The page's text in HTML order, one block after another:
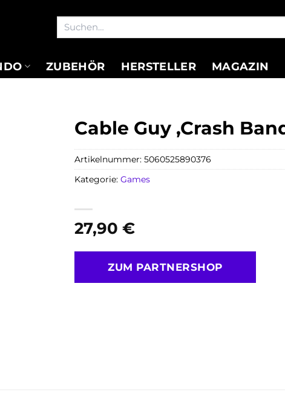
Suchen
ZUBEHÖR HERSTELLER MAGAZIN
Cable Guy ‚Crash
27,90€
ZUM PARTNERSHOP
Artikelnummer:5060525890376
Kategorie:Games